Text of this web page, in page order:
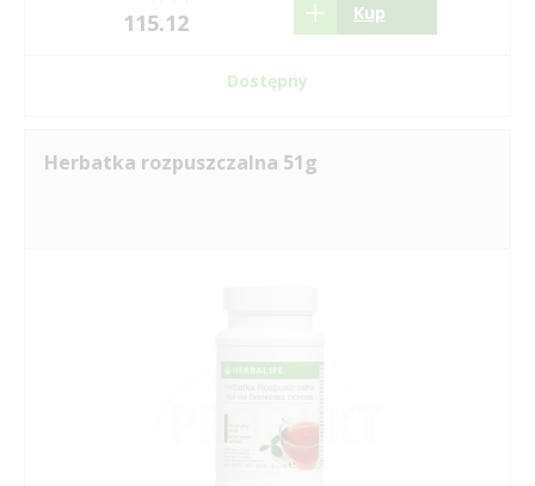
115.12 Kup
Dostępny
Herbatka rozpuszczalna 51g